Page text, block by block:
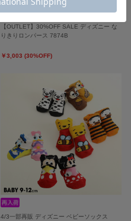
【OUTLET】30%OFF SALE ディズニー な
りきりロンパース 7874B
￥3,003 (30%OFF)
4/3一部再販 ディズニー ベビーソックス